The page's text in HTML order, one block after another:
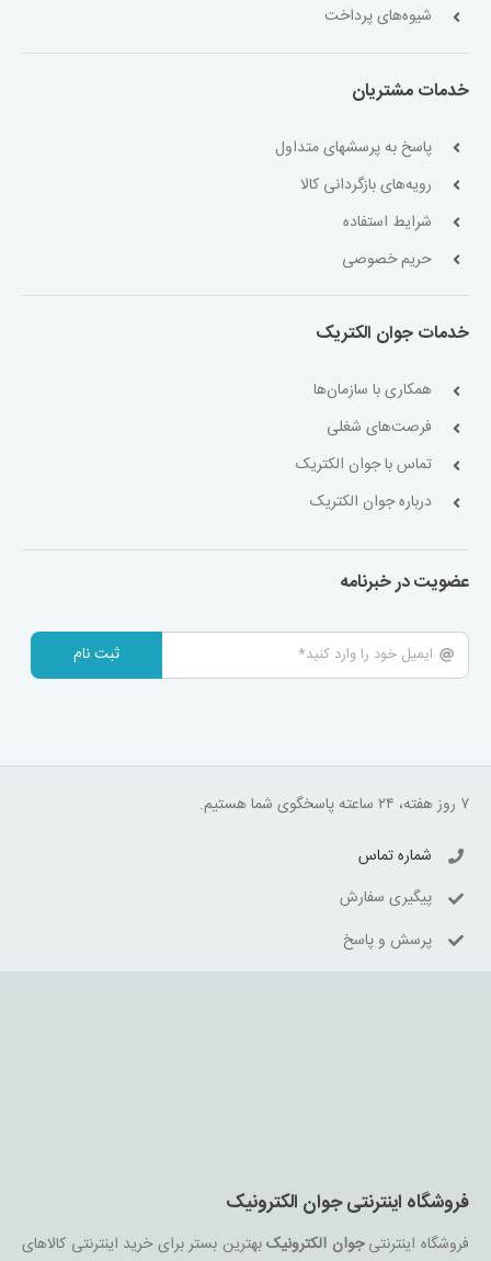
شیوه‌های پرداخت
خدمات مشتریان
پاسخ به پرسشهای متداول
رویه‌های بازگردانی کالا
شرایط استفاده
حریم خصوصی
خدمات جوان الکتریک
همکاری با سازمان‌ها
فرصت‌های شغلی
تماس با جوان الکتریک
درباره جوان الکتریک
عضویت در خبرنامه
ثبت نام
۷ روز هفته، ۲۴ ساعته پاسخگوی شما هستیم.
شماره تماس
پیگیری سفارش
پرسش و پاسخ
فروشگاه اینترنتی جوان الکترونیک
فروشگاه اینترنتیجوان الکترونیکبهترین بستر برای خرید اینترنتی کالاهای